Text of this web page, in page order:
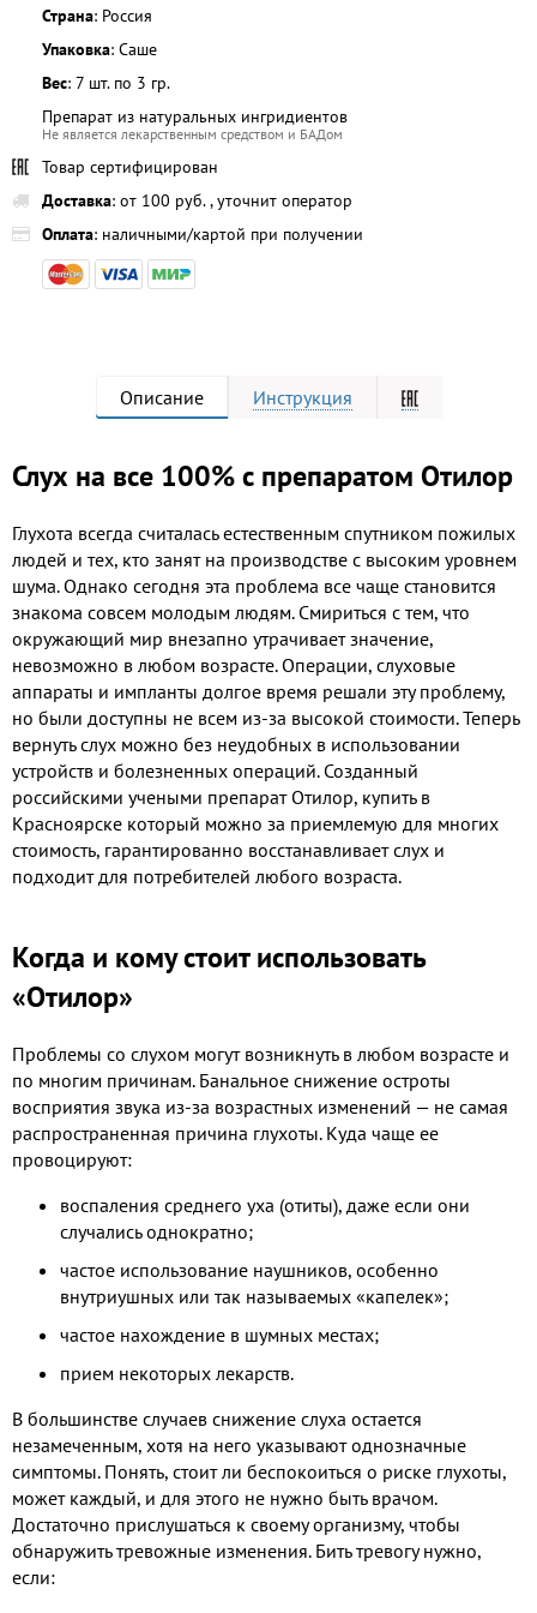
Страна: Россия
Упаковка: Саше
Вес: 7 шт. по 3 гр.
Препарат из натуральных ингридиентов
Не является лекарственным средством и БАДом
Товар сертифицирован
Доставка: от 100 руб. , уточнит оператор
Оплата: наличными/картой при получении
Описание Инструкция
Слух на все 100% с препаратом Отилор
Глухота всегда считалась естественным спутником пожилых
людей и тех, кто занят на производстве с высоким уровнем
шума. Однако сегодня эта проблема все чаще становится
знакома совсем молодым людям. Смириться с тем, что
окружающий мир внезапно утрачивает значение,
невозможно в любом возрасте. Операции, слуховые
аппараты и импланты долгое время решали эту проблему,
но были доступны не всем из-за высокой стоимости. Теперь
вернуть слух можно без неудобных в использовании
устройств и болезненных операций. Созданный
российскими учеными препарат Отилор, купить в
Красноярске который можно за приемлемую для многих
стоимость, гарантированно восстанавливает слух и
подходит для потребителей любого возраста.
Когда и кому стоит использовать
«Отилор»
Проблемы со слухом могут возникнуть в любом возрасте и
по многим причинам. Банальное снижение остроты
восприятия звука из-за возрастных изменений — не самая
распространенная причина глухоты. Куда чаще ее
провоцируют:
воспаления среднего уха (отиты), даже если они
случались однократно;
частое использование наушников, особенно
внутриушных или так называемых «капелек»;
частое нахождение в шумных местах;
прием некоторых лекарств.
В большинстве случаев снижение слуха остается
незамеченным, хотя на него указывают однозначные
симптомы. Понять, стоит ли беспокоиться о риске глухоты,
может каждый, и для этого не нужно быть врачом.
Достаточно прислушаться к своему организму, чтобы
обнаружить тревожные изменения. Бить тревогу нужно,
если: